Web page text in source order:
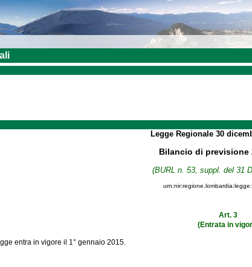
Legge Regionale 30
Bilancio di previsione
(BURL n. 53, suppl. del 31
Art. 3
(Entrata in
entra in vigore il 1° gennaio 2015.